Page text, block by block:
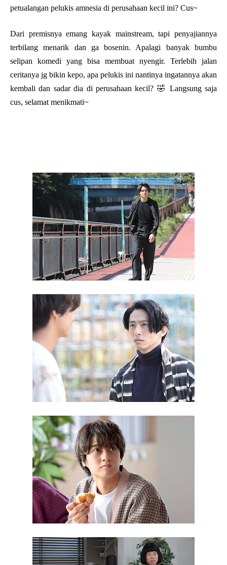
petualangan pelukis amnesia di perusahaan kecil ini? Cus~
Dari premisnya emang kayak mainstream, tapi penyajiannya
terbilang menarik dan ga bosenin. Apalagi banyak bumbu
selipan komedi yang bisa membuat nyengir. Terlebih jalan
ceritanya jg bikin kepo, apa pelukis ini nantinya ingatannya akan
kembali dan sadar dia di perusahaan kecil? 🤣 Langsung saja
cus, selamat menikmati~